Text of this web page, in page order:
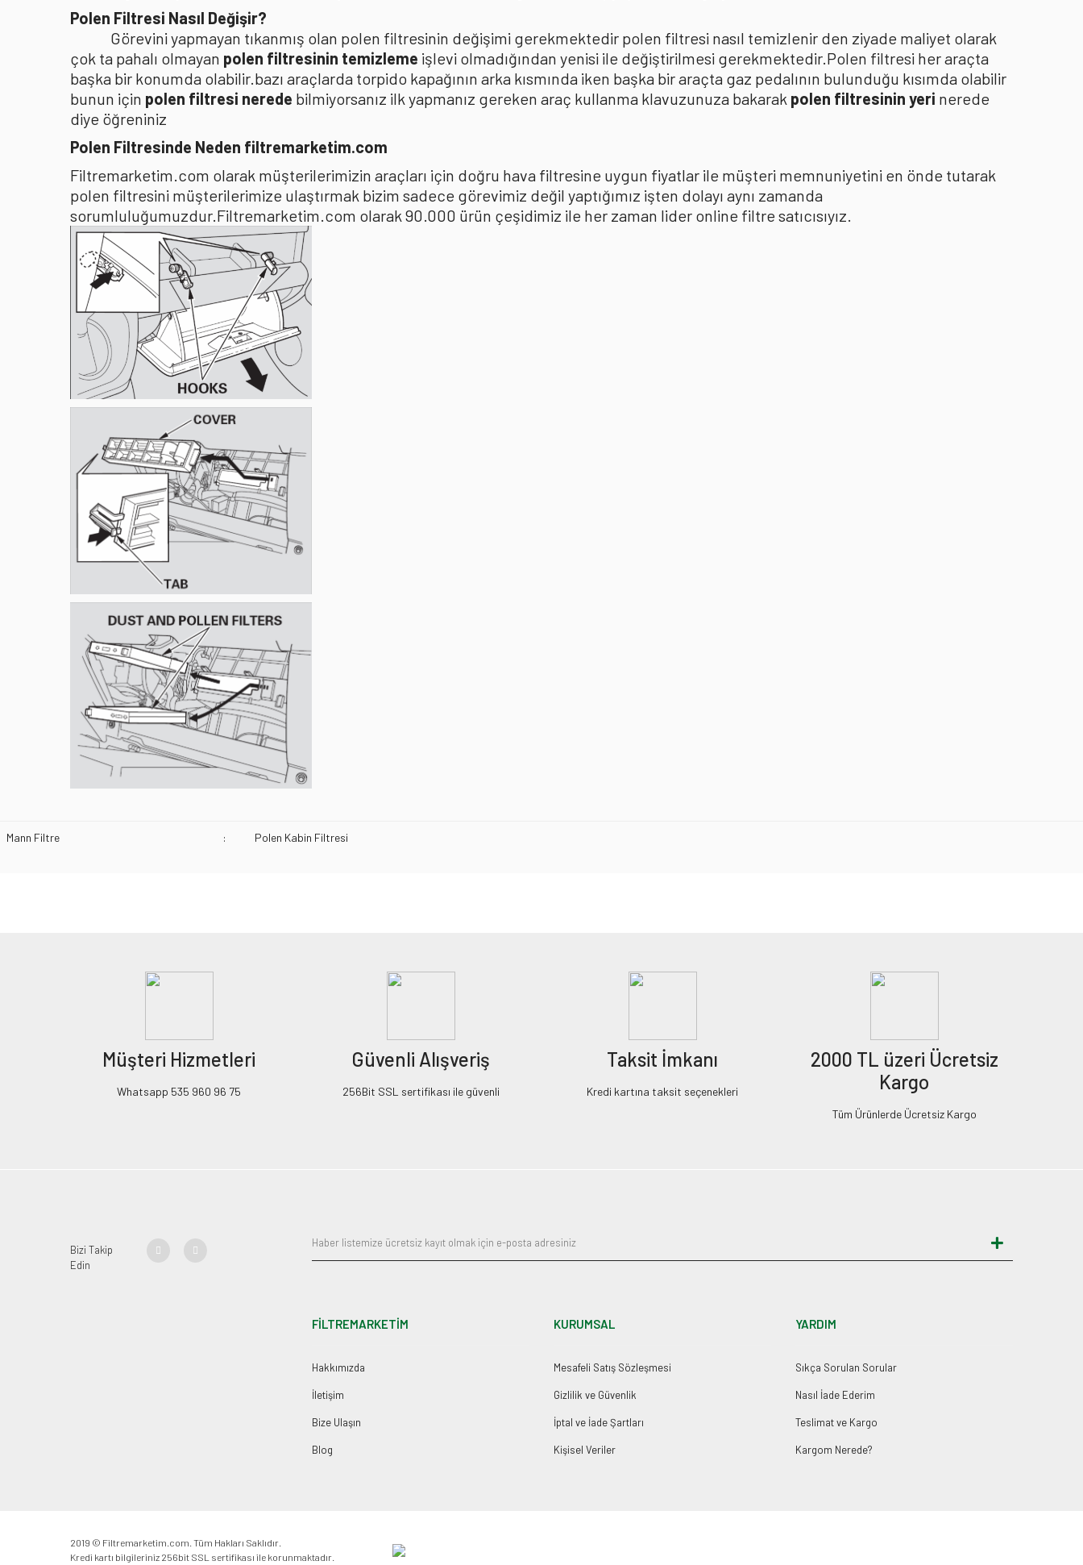
Polen Filtresi Nasıl Değişir?
Görevini yapmayan tıkanmış olan polen filtresinin değişimi gerekmektedir polen filtresi nasıl temizlenir den ziyade maliyet olarak
çok ta pahalı olmayan polen filtresinin temizleme işlevi olmadığından yenisi ile değiştirilmesi gerekmektedir.Polen filtresi her araçta
başka bir konumda olabilir.bazı araçlarda torpido kapağının arka kısmında iken başka bir araçta gaz pedalının bulunduğu kısımda olabilir
bunun için polen filtresi nerede bilmiyorsanız ilk yapmanız gereken araç kullanma klavuzunuza bakarak polen filtresinin yeri nerede
diye öğreniniz
Polen Filtresinde Neden filtremarketim.com
Filtremarketim.com olarak müşterilerimizin araçları için doğru hava filtresine uygun fiyatlar ile müşteri memnuniyetini en önde tutarak
polen filtresini müşterilerimize ulaştırmak bizim sadece görevimiz değil yaptığımız işten dolayı aynı zamanda
sorumluluğumuzdur.Filtremarketim.com olarak 90.000 ürün çeşidimiz ile her zaman lider online filtre satıcısıyız.
Mann Filtre : Polen Kabin Filtresi
Müşteri Hizmetleri
Whatsapp 535 960 96 75
Güvenli Alışveriş
256Bit SSL sertifikası ile güvenli
Taksit İmkanı
Kredi kartına taksit seçenekleri
2000 TL üzeri Ücretsiz
Kargo
Tüm Ürünlerde Ücretsiz Kargo
Bizi Takip
Edin
FİLTREMARKETİM
Hakkımızda
İletişim
Bize Ulaşın
Blog
KURUMSAL
Mesafeli Satış Sözleşmesi
Gizlilik ve Güvenlik
İptal ve İade Şartları
Kişisel Veriler
YARDIM
Sıkça Sorulan Sorular
Nasıl İade Ederim
Teslimat ve Kargo
Kargom Nerede?
2019 © Filtremarketim.com. Tüm Hakları Saklıdır.
Kredi kartı bilgileriniz 256bit SSL sertifikası ile korunmaktadır.